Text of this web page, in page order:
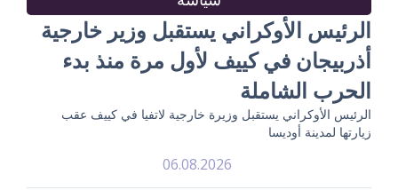
الرئيس الأوكراني يستقبل وزير خارجية
أذربيجان في كييف لأول مرة منذ بدء
الحرب الشاملة
الرئيس الأوكراني يستقبل وزيرة خارجية لاتفيا في كييف عقب
زيارتها لمدينة أوديسا
06.08.2026